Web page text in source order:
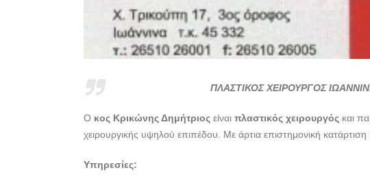
ΠΛΑΣΤΙΚΟΣ ΧΕΙΡΟΥΡΓΟΣ
Ο κος Κρικώνης Δημήτριος είναι πλαστικός χειρουργός και
χειρουργικής υψηλού επιπέδου. Με άρτια επιστημονική
Υπηρεσίες: